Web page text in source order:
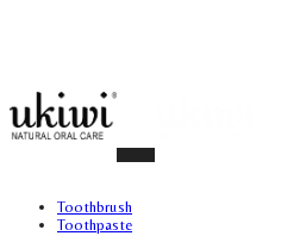
Toothbrush
Toothpaste